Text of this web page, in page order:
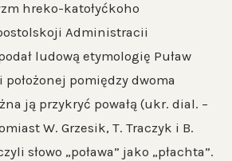
hreko-katołyćkoho
Administracii
ludową etymologię Puław
pomiędzy dwoma
ją przykryć powałą (ukr. dial. –
W. Grzesik, T. Traczyk i B.
słowo „poława” jako „płachta”.